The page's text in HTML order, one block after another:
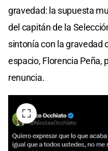
gravedad: la supuesta
del capitán de la
sintonía con la gravedad
espacio, Florencia
renuncia.